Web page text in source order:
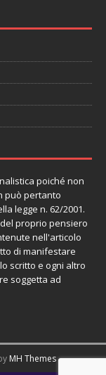
poiché non
può pertanto
legge n. 62/2001.
proprio pensiero
nell'articolo
di manifestare
scritto e ogni altro
soggetta ad
MH Themes